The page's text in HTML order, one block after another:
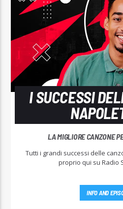
I SUCCESSI
LA MIGLIORE CANZONE
Tutti i grandi successi delle
proprio qui su Radio
INFO AND